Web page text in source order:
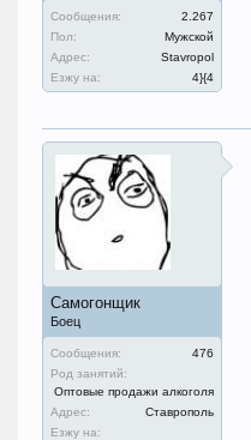
Сообщения:
2.267
Пол:
Мужской
Адрес:
Stavropol
Езжу на:
4}{4
Самогонщик
Боец
Сообщения:
476
Род занятий:
Оптовые продажи алкоголя
Адрес:
Ставрополь
Езжу на: